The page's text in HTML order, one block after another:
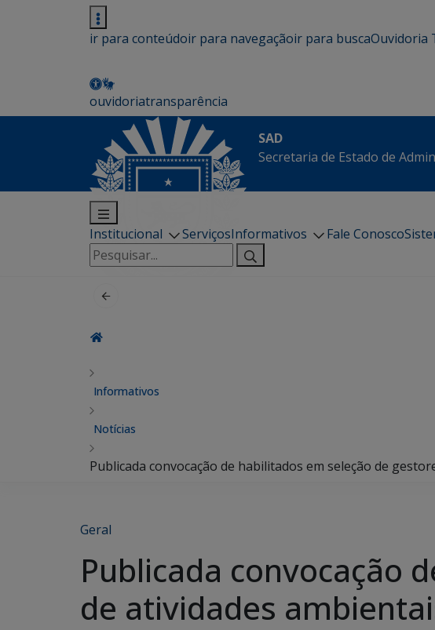
ir para conteúdoir para navegaçãoir para buscaOuvidoria
ouvidoriatransparência
SAD
Secretaria de Estado de
Institucional ServiçosInformativos Fale Conosco
Pesquisar
por:
Informativos
Notícias
Publicada convocação de habilitados em seleção de
Geral
Publicada convocação
de atividades